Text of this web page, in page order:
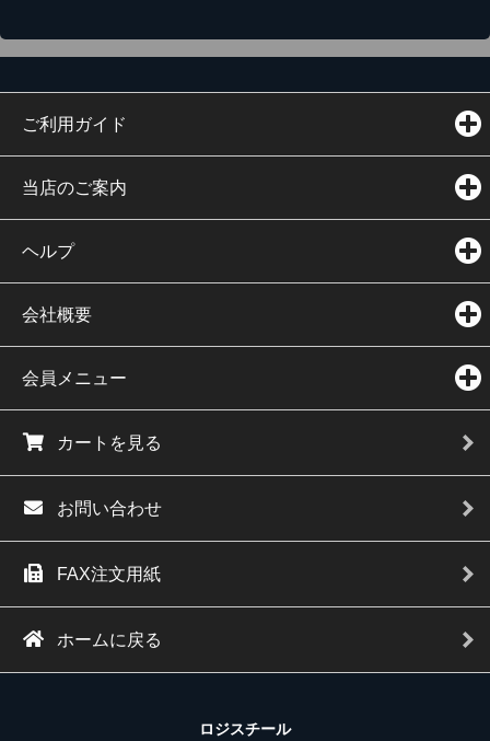
ご利用ガイド
当店のご案内
ヘルプ
会社概要
会員メニュー
カートを見る
お問い合わせ
FAX注文用紙
ホームに戻る
ロジスチール